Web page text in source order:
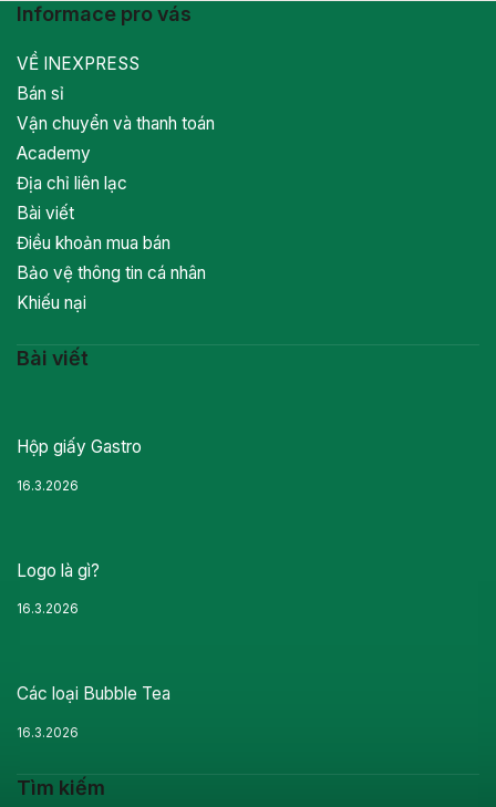
Informace pro vás
VỀ INEXPRESS
Bán sỉ
Vận chuyển và thanh toán
Academy
Địa chỉ liên lạc
Bài viết
Điều khoản mua bán
Bảo vệ thông tin cá nhân
Khiếu nại
Bài viết
Hộp giấy Gastro
16.3.2026
Logo là gì?
16.3.2026
Các loại Bubble Tea
16.3.2026
Tìm kiếm